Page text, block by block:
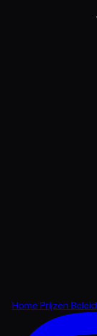
Home Prijzen Beleid